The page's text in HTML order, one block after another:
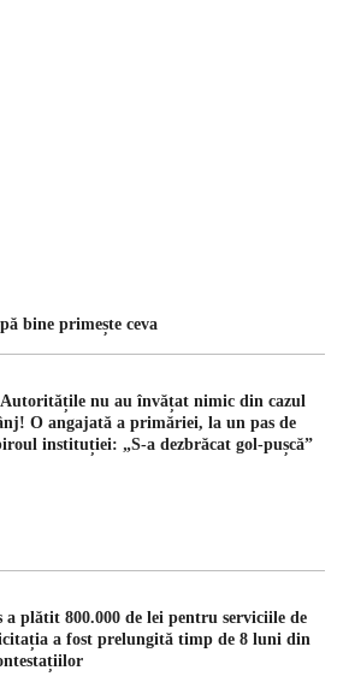
bine primește ceva
Autoritățile nu au învățat nimic din cazul
O angajată a primăriei, la un pas de
instituției: „S-a dezbrăcat gol-pușcă”
a plătit 800.000 de lei pentru serviciile de
a fost prelungită timp de 8 luni din